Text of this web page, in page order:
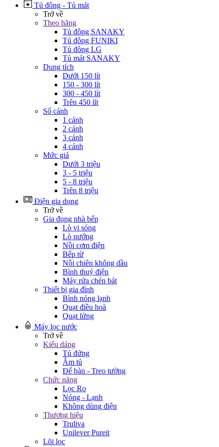
Tủ đông - Tủ mát
Trở về
Theo hãng
Tủ đông SANAKY
Tủ đông FUNIKI
Tủ đông LG
Tủ mát SANAKY
Dung tích
Dưới 150 lít
150 - 300 lít
300 - 450 lít
Trên 450 lít
Số cánh
1 cánh
2 cánh
3 cánh
4 cánh
Mức giá
Dưới 3 triệu
3 - 5 triệu
5 - 8 triệu
Trên 8 triệu
Điện gia dụng
Trở về
Gia đụng nhà bếp
Lò vi sóng
Lò nướng
Nồi cơm điện
Bếp từ
Nồi chiên không dầu
Bình thuỷ điện
Máy rửa chén bát
Thiết bị gia đình
Bình nóng lạnh
Quạt điều hoà
Quạt lửng
Máy lọc nước
Trở về
Kiểu dáng
Tủ đứng
Âm tủ
Để bàn - Treo tường
Chức năng
Lọc Ro
Nóng - Lạnh
Không dùng điện
Thương hiệu
Truliva
Unilever Pureit
Lõi lọc